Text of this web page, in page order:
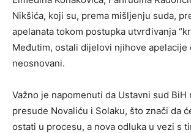
Nikšića, koji su, prema mišljenju suda,
apelanata tokom postupka utvrđivanja
Međutim, ostali dijelovi njihove apelacije
neosnovani.
Važno je napomenuti da Ustavni sud BiH
presude Novaliću i Solaku, što znači da
ostati u procesu, a nova odluka u vezi s